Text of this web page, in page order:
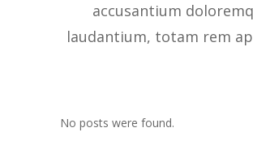
accusantium
laudantium, totam rem
No posts were found.